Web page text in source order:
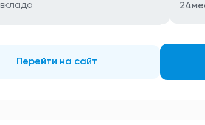
Перейти на сайт